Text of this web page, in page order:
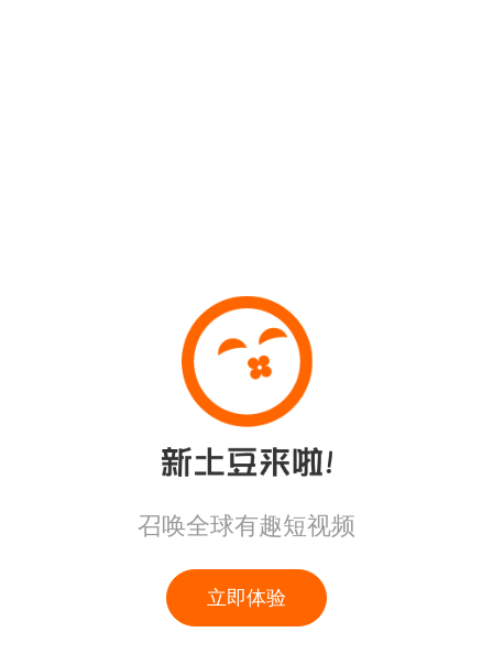
召唤全球有趣短视频
立即体验